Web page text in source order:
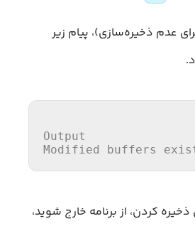
عدم ذخیره‌سازی)، پیام زیر
Output
Modified buffers
کردن، از برنامه خارج شوید،